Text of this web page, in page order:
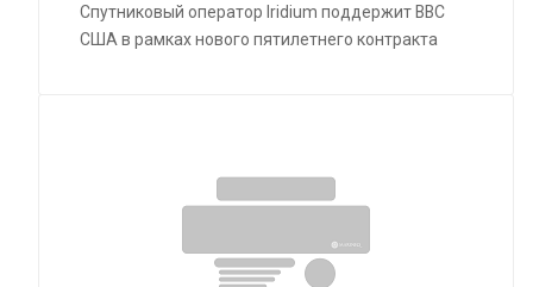
Спутниковый оператор Iridium поддержит ВВС
США в рамках нового пятилетнего контракта